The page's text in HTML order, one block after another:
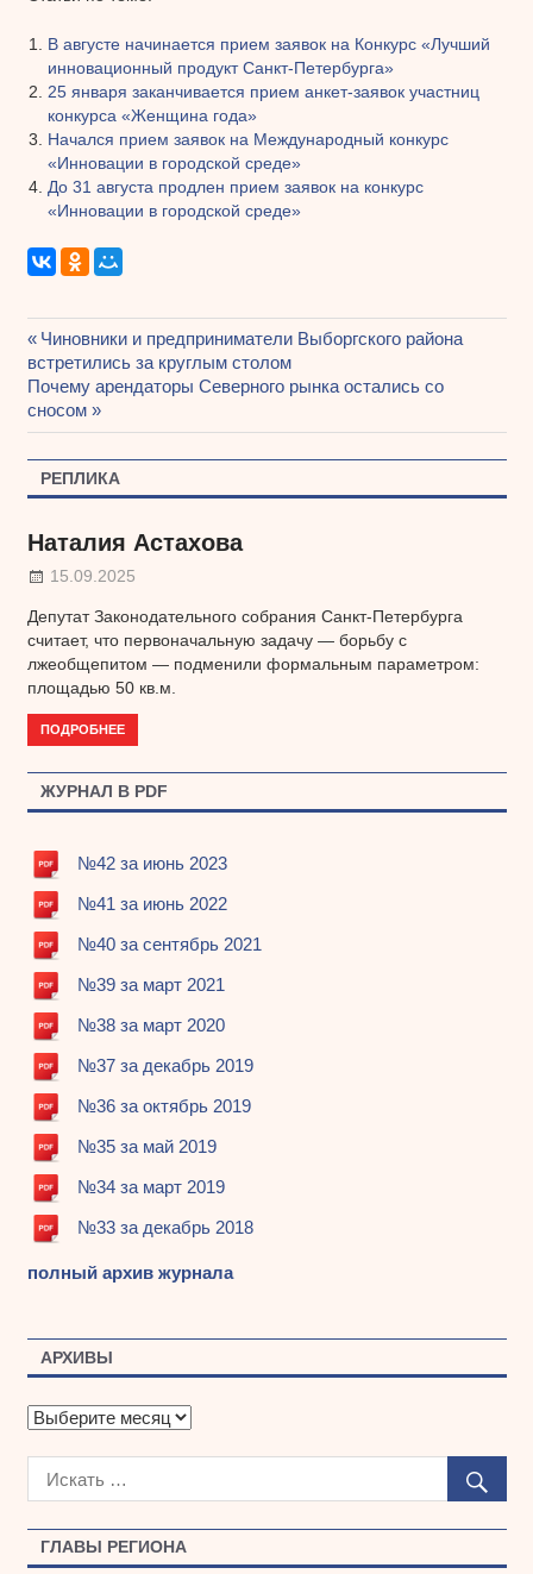
В августе начинается прием заявок на Конкурс «Лучший
инновационный продукт Санкт-Петербурга»
25 января заканчивается прием анкет-заявок участниц
конкурса «Женщина года»
Начался прием заявок на Международный конкурс
«Инновации в городской среде»
До 31 августа продлен прием заявок на конкурс
«Инновации в городской среде»
Навигация
по
записям
Предыдущая
запись:
Чиновники и предприниматели Выборгского района
встретились за круглым столом
Следующая
запись:
Почему арендаторы Северного рынка остались со
сносом
ГЛАВЫ РЕГИОНА
РЕПЛИКА
Наталия Астахова
15.09.2025
Депутат Законодательного собрания Санкт-Петербурга
считает, что первоначальную задачу — борьбу с
лжеобщепитом — подменили формальным параметром:
площадью 50 кв.м.
ПОДРОБНЕЕ
ЖУРНАЛ В PDF
№42 за июнь 2023
№41 за июнь 2022
№40 за сентябрь 2021
№39 за март 2021
№38 за март 2020
№37 за декабрь 2019
№36 за октябрь 2019
№35 за май 2019
№34 за март 2019
№33 за декабрь 2018
полный архив журнала
АРХИВЫ
А
х
ы